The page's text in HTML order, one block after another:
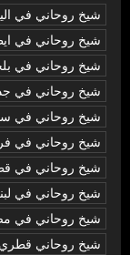
شيخ روحاني في
شيخ روحاني في
شيخ روحاني في
شيخ روحاني في
شيخ روحاني في
شيخ روحاني في
شيخ روحاني في
شيخ روحاني في
شيخ روحاني في
شيخ روحاني قطري